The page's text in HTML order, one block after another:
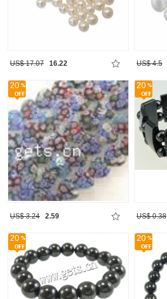
US$ 17.07 16.22 US$ 4.5
20
US$ 3.24 2.59
20
US$ 0.38
20 20